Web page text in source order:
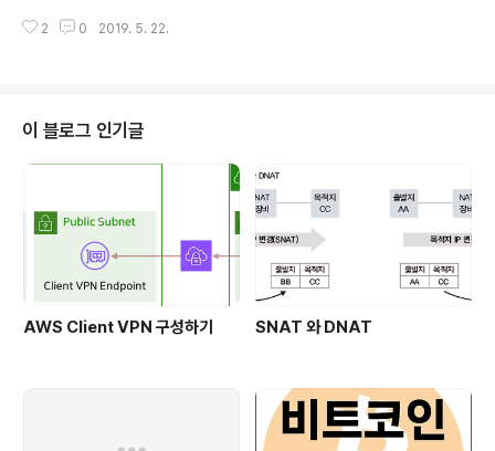
은 다루지 않습니다. 아래의 그림은 이번 예제에서 다루는
팅은 AWS와 Azure 간의 VPN 연동입니다. 지난 포스팅
분은 별도 포스팅으로 다룰 예정입니다. * 지난 포스팅 : A
zure와 GCP 연동 예제 AWS와 GCP 연동 예제 이번 포
스팅에서 다뤄지게 될 AWS와 Azure 간의 VPN 연동 그
림입니다. 기존 포스팅과 마찬가지로 이번 포스팅에서도 V
PN 연동을 위한 예제..
2 0 2019. 5. 22.
이 블로그 인기글
AWS Client VPN 구성하기 SNAT 와 DNAT